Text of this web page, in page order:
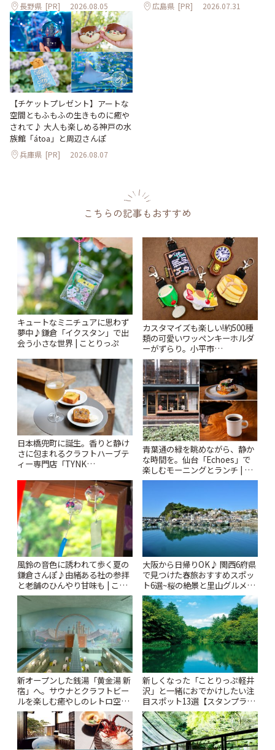
長野県 [PR] 2026.08.05 広島県 [PR] 2026.07.31
【チケットプレゼント】アートな
空間ともふもふの生きものに癒や
されて♪ 大人も楽しめる神戸の水
族館「átoa」と周辺さんぽ
兵庫県 [PR] 2026.08.07
こちらの記事もおすすめ
キュートなミニチュアに思わず
夢中♪鎌倉「イクスタン」で出
会う小さな世界 | ことりっぷ
カスタマイズも楽しい!約500種
類の可愛いワッペンキーホルダ
ーがずらり。小平市
「Kimamaya T&K」 | ことりっ
ぷ
日本橋兜町に誕生。香りと静け
さに包まれるクラフトハーブテ
ィー専門店「TYNK
青葉通の緑を眺めながら、静か
な時間を。仙台「Echoes」で
楽しむモーニングとランチ | こ
とりっぷ
風鈴の音色に誘われて歩く夏の
鎌倉さんぽ♪由緒ある社の参拝
と老舗のひんやり甘味も | こと
りっぷ
大阪から日帰りOK♪ 関西6府県
で見つけた春旅おすすめスポッ
ト6選~桜の絶景と里山グルメや
秘密にしたい穴場まで~ | ことり
っぷ
新オープンした銭湯「黄金湯 新
宿」へ。サウナとクラフトビー
ルを楽しむ癒やしのレトロ空間
| ことりっぷ
新しくなった「ことりっぷ軽井
沢」と一緒におでかけしたい注
目スポット13選【スタンプラリ
ー開催中】 | ことりっぷ